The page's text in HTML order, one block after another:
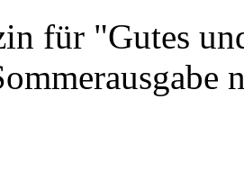
für "Gutes